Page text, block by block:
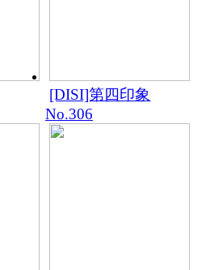
[DISI]第四印象
No.306